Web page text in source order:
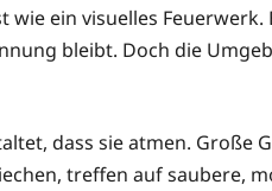
ein visuelles
bleibt. Doch die
dass sie atmen. Große
treffen auf saubere,